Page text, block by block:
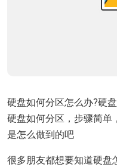
硬盘如何分区怎么办?硬
硬盘如何分区，步骤简单
是怎么做到的吧
很多朋友都想要知道硬盘